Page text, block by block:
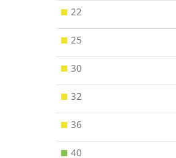
22
25
30
32
36
40